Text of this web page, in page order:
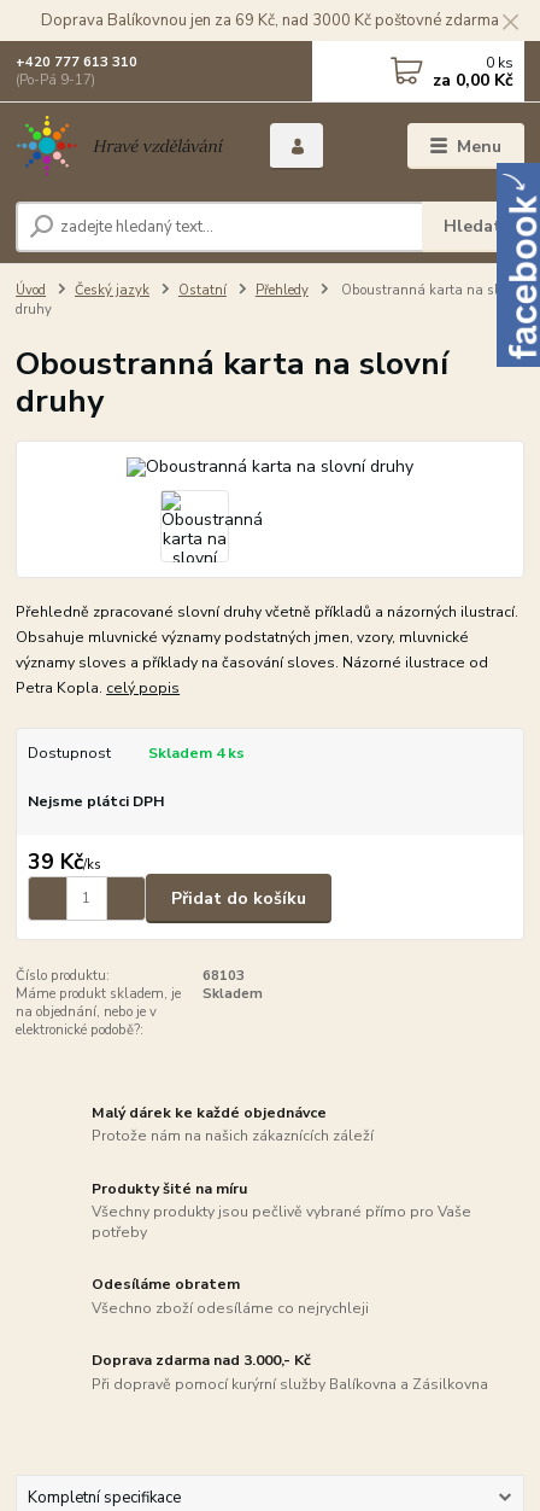
Doprava Balíkovnou jen za 69 Kč, nad 3000 Kč poštovné zdarma
Menu
Hledat
+420 777 613 310
(Po-Pá 9-17)
0 ks
za 0,00 Kč
Úvod Český jazyk Ostatní Přehledy
Oboustranná karta na slovní
druhy
Oboustranná karta na slovní
druhy
Přehledně zpracované slovní druhy včetně příkladů a názorných ilustrací.
Obsahuje mluvnické významy podstatných jmen, vzory, mluvnické
významy sloves a příklady na časování sloves. Názorné ilustrace od
Petra Kopla. celý popis
Dostupnost Skladem 4 ks
Nejsme plátci DPH
39 Kč/ks
Přidat do košíku
Číslo produktu:
68103
Máme produkt skladem, je
na objednání, nebo je v
elektronické podobě?:
Skladem
Malý dárek ke každé objednávce
Protože nám na našich zákaznících záleží
Produkty šité na míru
Všechny produkty jsou pečlivě vybrané přímo pro Vaše
potřeby
Odesíláme obratem
Všechno zboží odesíláme co nejrychleji
Doprava zdarma nad 3.000,- Kč
Při dopravě pomocí kurýrní služby Balíkovna a Zásilkovna
Kompletní specifikace